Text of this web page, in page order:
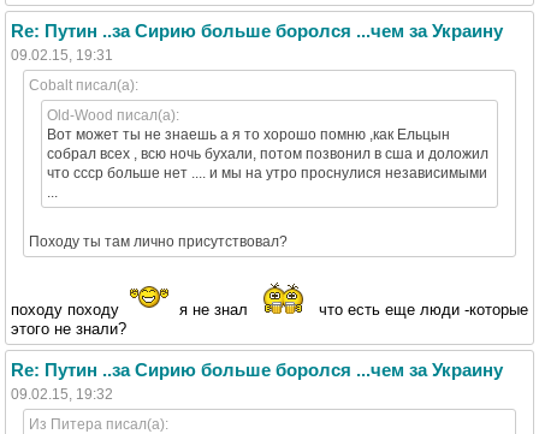
Re: Путин ..за Сирию больше боролся ...чем за Украину
09.02.15, 19:31
Cobalt писал(а):
Old-Wood писал(а):
Вот может ты не знаешь а я то хорошо помню ,как Ельцын
собрал всех , всю ночь бухали, потом позвонил в сша и доложил
что ссср больше нет .... и мы на утро проснулися независимыми
Походу ты там лично присутствовал?
походу походу я не знал
что есть еще люди -которые
этого не знали?
Re: Путин ..за Сирию больше боролся ...чем за Украину
09.02.15, 19:32
Из Питера писал(а):